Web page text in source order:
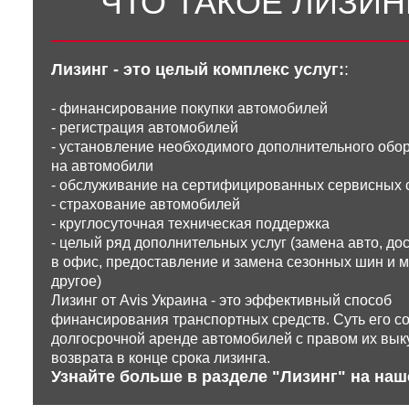
Лизинг - это целый комплекс услуг::
- финансирование покупки автомобилей
- регистрация автомобилей
- установление необходимого дополнительного
на автомобили
- обслуживание на сертифицированных сервисных
- страхование автомобилей
- круглосуточная техническая поддержка
- целый ряд дополнительных услуг (замена авто,
в офис, предоставление и замена сезонных шин и
другое)
Лизинг от Avis Украина - это эффективный способ
финансирования транспортных средств. Суть его
долгосрочной аренде автомобилей с правом их
возврата в конце срока лизинга.
Узнайте больше в разделе "Лизинг" на